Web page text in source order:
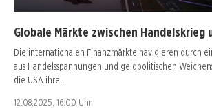
Globale Märkte zwischen Handelskrieg
Die internationalen Finanzmärkte navigieren durch
aus Handelsspannungen und geldpolitischen
die USA ihre…
12.08.2025, 16:00 Uhr